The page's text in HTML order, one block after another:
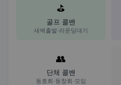
⛳
골프 콜밴
새벽출발·라운딩대기
👥
단체 콜밴
동호회·동창회·모임